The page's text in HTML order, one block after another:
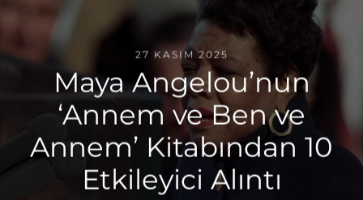
27 KASIM 2025
Maya Angelou’nun
‘Annem ve Ben ve
Annem’ Kitabından 10
Etkileyici Alıntı